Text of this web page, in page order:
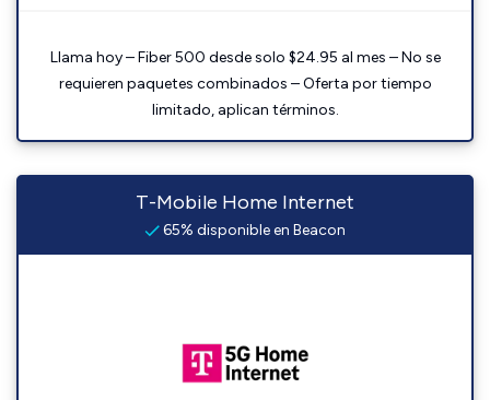
Llama hoy – Fiber 500 desde solo $24.95 al mes – No se
requieren paquetes combinados – Oferta por tiempo
limitado, aplican términos.
T-Mobile Home Internet
65% disponible en Beacon